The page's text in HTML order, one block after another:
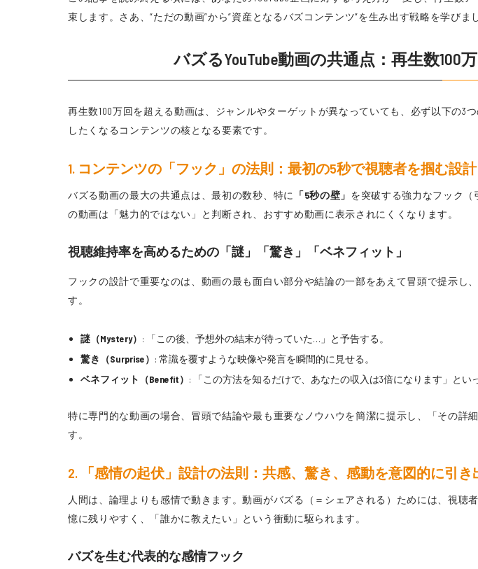
束します。さあ、“ただの動画”から“資産となるバズコンテンツ”を生み出す戦略を学びま
バズるYouTube動画の共通点：再生数
再生数100万回を超える動画は、ジャンルやターゲットが異なっていても、必ず以下の3
したくなるコンテンツの核となる要素です。
1. コンテンツの「フック」の法則：最初の5秒で視聴者を掴む設計
バズる動画の最大の共通点は、最初の数秒、特に 「5秒の壁」 を突破する強力なフック（
の動画は「魅力的ではない」と判断され、おすすめ動画に表示されにくくなります。
視聴維持率を高めるための「謎」「驚き」「ベネフィット」
フックの設計で重要なのは、動画の最も面白い部分や結論の一部をあえて冒頭で提示
す。
謎（Mystery） : 「この後、予想外の結末が待っていた…」と予告する。
驚き（Surprise） : 常識を覆すような映像や発言を瞬間的に見せる。
ベネフィット（Benefit） : 「この方法を知るだけで、あなたの収入は3倍になります」とい
特に専門的な動画の場合、冒頭で結論や最も重要なノウハウを簡潔に提示し、「その
す。
2. 「感情の起伏」設計の法則：共感、驚き、感動を意図的に引き
人間は、論理よりも感情で動きます。動画がバズる（＝シェアされる）ためには、視
憶に残りやすく、「誰かに教えたい」という衝動に駆られます。
バズを生む代表的な感情フック